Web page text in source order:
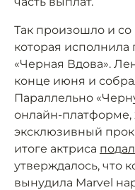
Так произошло и со
которая
«Черная Вдова».
конце июня и
Параллельно
онлайн-платформе,
эксклюзивный
итоге актриса
утверждалось, что
вынудила Marvel